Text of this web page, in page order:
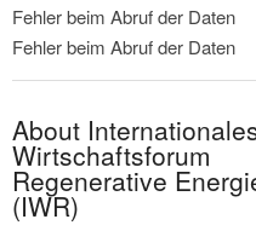
Fehler beim Abruf der Daten
Fehler beim Abruf der Daten
About
Wirtschaftsforum
Regenerative
(IWR)